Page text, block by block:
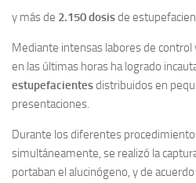
y más de 2.150 dosisde
Mediante intensas labores de control
en las últimas horas ha logrado
estupefacientesdistribuidos en
presentaciones.
Durante los diferentes
simultáneamente, se realizó la
portaban el alucinógeno, y de